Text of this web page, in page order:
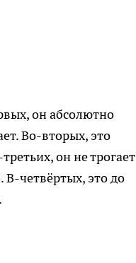
он абсолютно
Во-вторых, это
он не трогает
В-четвёртых, это до